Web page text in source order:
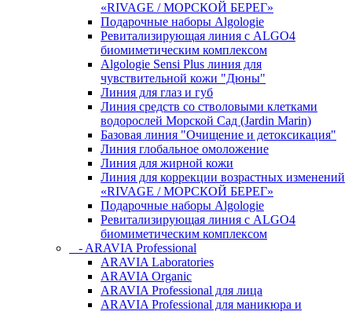
«RIVAGE / МОРСКОЙ БЕРЕГ»
Подарочные наборы Algologie
Ревитализирующая линия с ALGO4
биомиметическим комплексом
Algologie Sensi Plus линия для
чувcтвительной кожи "Дюны"
Линия для глаз и губ
Линия средств со стволовыми клетками
водорослей Морской Сад (Jardin Marin)
Базовая линия "Очищение и детоксикация"
Линия глобальное омоложение
Линия для жирной кожи
Линия для коррекции возрастных изменений
«RIVAGE / МОРСКОЙ БЕРЕГ»
Подарочные наборы Algologie
Ревитализирующая линия с ALGO4
биомиметическим комплексом
- ARAVIA Professional
ARAVIA Laboratories
ARAVIA Organic
ARAVIA Professional для лица
ARAVIA Professional для маникюра и